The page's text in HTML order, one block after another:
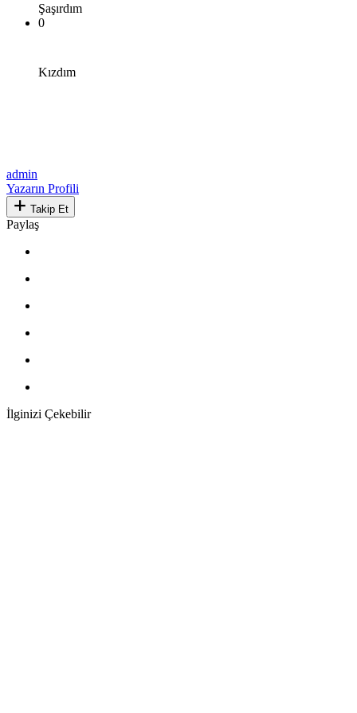
Şaşırdım
0
Kızdım
admin
Yazarın Profili
Takip Et
Paylaş
İlginizi Çekebilir